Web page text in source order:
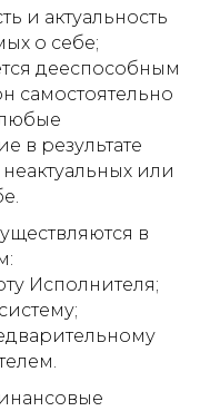
и актуальность
о себе;
дееспособным
самостоятельно
любые
в результате
или
в
Исполнителя;